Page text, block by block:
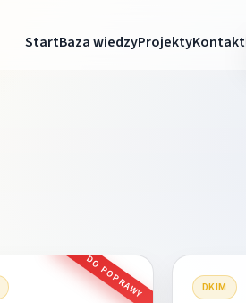
StartBaza wiedzyProjektyKontakt
DO POPRAWY DKIM